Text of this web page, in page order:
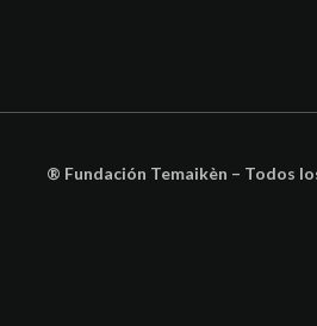
® Fundación Temaikèn – Todos